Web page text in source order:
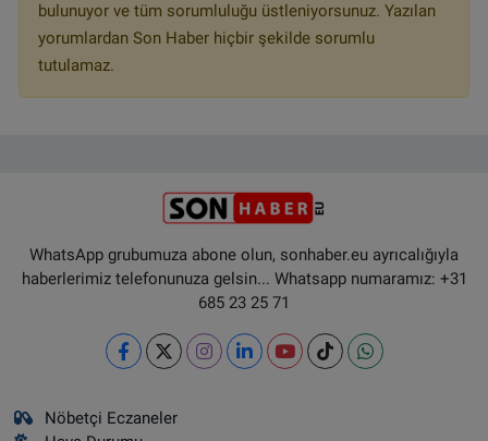
bulunuyor ve tüm sorumluluğu üstleniyorsunuz. Yazılan
yorumlardan Son Haber hiçbir şekilde sorumlu
tutulamaz.
WhatsApp grubumuza abone olun, sonhaber.eu ayrıcalığıyla
haberlerimiz telefonunuza gelsin... Whatsapp numaramız: +31
685 23 25 71
Nöbetçi Eczaneler